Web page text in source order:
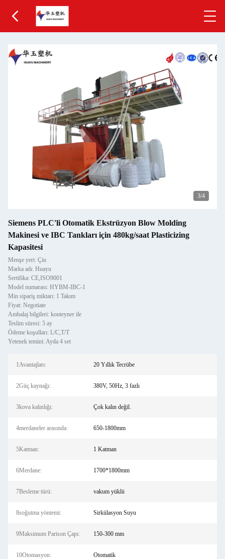
3/4
Siemens PLC'li Otomatik Ekstrüzyon Blow Molding
Makinesi ve IBC Tankları için 480kg/saat Plasticizing
Kapasitesi
Menşe yeri: Çin
Marka adı: Huayu
Sertifika: CE,ISO9001
Model numarası: HYBM-IBC-1
Min sipariş miktarı: 1 Takım
Fiyat: Negotiate
Ambalaj bilgileri: konteyner ile
Teslim süresi: 5 ay
Ödeme koşulları: L/C,T/T
Yetenek temini: Ayda 4 set
1Avantajları: 20 Yıllık Tecrübe
2Güç kaynağı: 380V, 50Hz, 3 fazlı
3kova kalınlığı: Çok kalın değil.
4merdaneler arasında: 650-1800mm
5Katman: 1 Katman
6Merdane: 1700*1800mm
7Besleme türü: vakum yüklü
8soğutma yöntemi: Sirkülasyon Suyu
9Maksimum Parison Çapı: 150-300 mm
10Otomasyon: Otomatik